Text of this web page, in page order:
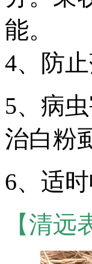
能。
4、防
5、病
治白粉
6、适
【清远